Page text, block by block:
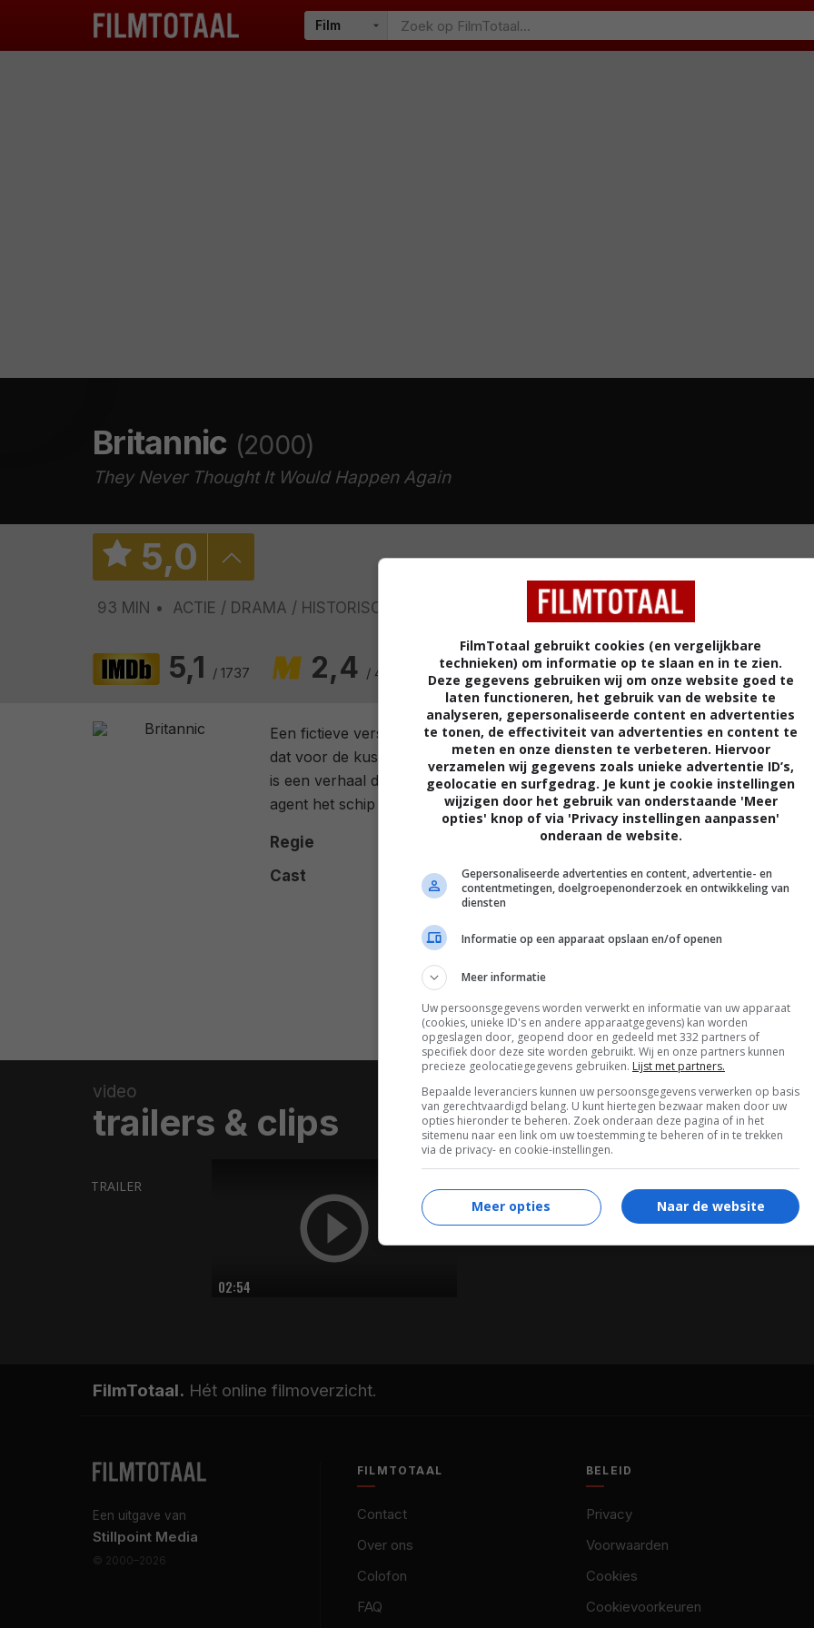
Britannic (2000)
They Never Thought It Would Happen Again
5,0
93 MIN ACTIE DRAMA HISTORISCH ROMANTIEK OORLOG VERENIGD
5,1 / 1737 2,4 / 45
Een fictieve versie van het verhaal van de H.M.H.S. Britannic, een schip
dat voor de kust van het Griekse eiland Kea zonk in november 1916. Het
is een verhaal dat inspiratie haalt uit de theorie dat een Duitse geheim
agent het schip saboteerde.
Regie Brian Trenchard-Smith.
Cast
Jacqueline Bisset,John Rhys-Davies,Wolf
Kahler,Ed Stobart Bruce Payne
Atterton
Lumsden,Amanda Ryan,Philip Rham,
Daniel Coonan,
Davies
video
trailers & clips
02:54
TRAILER
FilmTotaal. Hét online filmoverzicht.
Een uitgave van
Stillpoint Media
© 2000–2026
FILMTOTAAL
Contact
Over ons
Colofon
FAQ
BELEID
Privacy
Voorwaarden
Cookies
Cookievoorkeuren
FilmTotaal gebruikt cookies (en vergelijkbare
technieken) om informatie op te slaan en in te zien.
Deze gegevens gebruiken wij om onze website goed te
laten functioneren, het gebruik van de website te
analyseren, gepersonaliseerde content en advertenties
te tonen, de effectiviteit van advertenties en content te
meten en onze diensten te verbeteren. Hiervoor
verzamelen wij gegevens zoals unieke advertentie ID’s,
geolocatie en surfgedrag. Je kunt je cookie instellingen
wijzigen door het gebruik van onderstaande 'Meer
opties' knop of via 'Privacy instellingen aanpassen'
onderaan de website.
Gepersonaliseerde advertenties en content, advertentie- en
contentmetingen, doelgroepenonderzoek en ontwikkeling van
diensten
Informatie op een apparaat opslaan en/of openen
Meer informatie
Uw persoonsgegevens worden verwerkt en informatie van uw apparaat
(cookies, unieke ID's en andere apparaatgegevens) kan worden
opgeslagen door, geopend door en gedeeld met 332 partners of
specifiek door deze site worden gebruikt. Wij en onze partners kunnen
precieze geolocatiegegevens gebruiken. Lijst met partners.
Bepaalde leveranciers kunnen uw persoonsgegevens verwerken op basis
van gerechtvaardigd belang. U kunt hiertegen bezwaar maken door uw
opties hieronder te beheren. Zoek onderaan deze pagina of in het
sitemenu naar een link om uw toestemming te beheren of in te trekken
via de privacy- en cookie-instellingen.
Naar de website
Meer opties